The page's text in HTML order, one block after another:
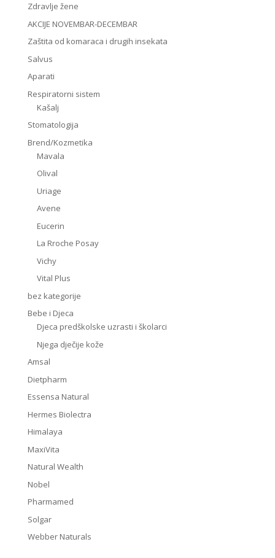
Zdravlje žene
AKCIJE NOVEMBAR-DECEMBAR
Zaštita od komaraca i drugih insekata
Salvus
Aparati
Respiratorni sistem
Kašalj
Stomatologija
Brend/Kozmetika
Mavala
Olival
Uriage
Avene
Eucerin
La Rroche Posay
Vichy
Vital Plus
bez kategorije
Bebe i Djeca
Djeca predškolske uzrasti i školarci
Njega dječije kože
Amsal
Dietpharm
Essensa Natural
Hermes Biolectra
Himalaya
MaxiVita
Natural Wealth
Nobel
Pharmamed
Solgar
Webber Naturals